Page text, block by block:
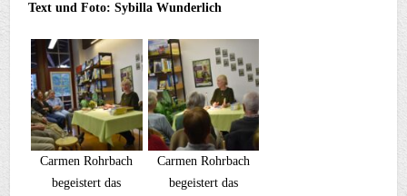
Text und Foto: Sybilla Wunderlich
Carmen Rohrbach
begeistert das
Carmen Rohrbach
begeistert das